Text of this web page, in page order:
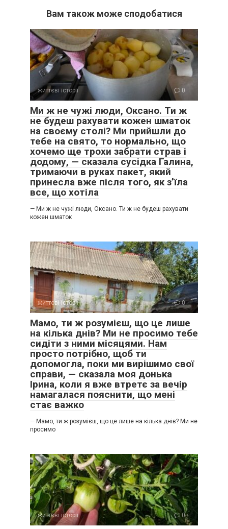
Вам також може сподобатися
життєві історії 0
Ми ж не чужі люди, Оксано. Ти ж
не будеш рахувати кожен шматок
на своєму столі? Ми прийшли до
тебе на свято, то нормально, що
хочемо ще трохи забрати страв і
додому, — сказала сусідка Галина,
тримаючи в руках пакет, який
принесла вже після того, як з’їла
все, що хотіла
— Ми ж не чужі люди, Оксано. Ти ж не будеш рахувати
кожен шматок
життєві історії 0
Мамо, ти ж розумієш, що це лише
на кілька днів? Ми не просимо тебе
сидіти з ними місяцями. Нам
просто потрібно, щоб ти
допомогла, поки ми вирішимо свої
справи, — сказала моя донька
Ірина, коли я вже втретє за вечір
намагалася пояснити, що мені
стає важко
— Мамо, ти ж розумієш, що це лише на кілька днів? Ми не
просимо
життєві історії 0